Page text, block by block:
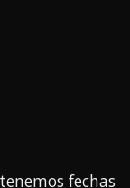
fechas